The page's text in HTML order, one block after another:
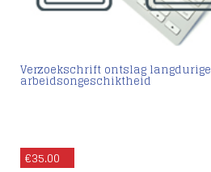
Verzoekschrift ontslag langdurige
arbeidsongeschiktheid
€35.00